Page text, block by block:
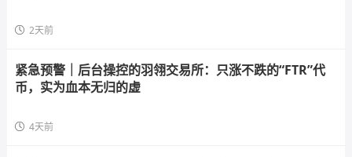
2天前
紧急预警｜后台操控的羽翎交易所：只涨不跌的“FTR”代
币，实为血本无归的虚
4天前